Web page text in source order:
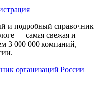
и подробный справочник
— самая свежая и
3 000 000 компаний,
организаций России